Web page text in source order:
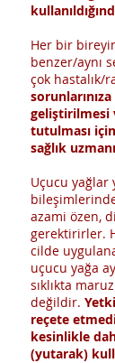
Her bir
benzer/aynı
çok hastalık/
geliştirilmesi
tutulması
sağlık
Uçucu yağlar
azami özen,
gerektirirler.
cilde
uçucu yağa
sıklıkta
değildir.
reçete
kesinlikle
(yutarak)